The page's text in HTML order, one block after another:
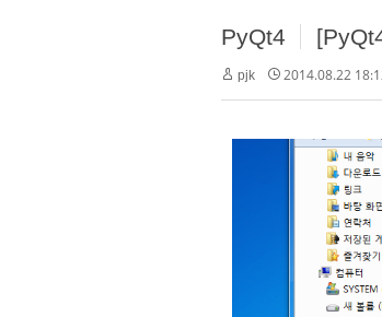
PyQt4
pjk 2014.08.22